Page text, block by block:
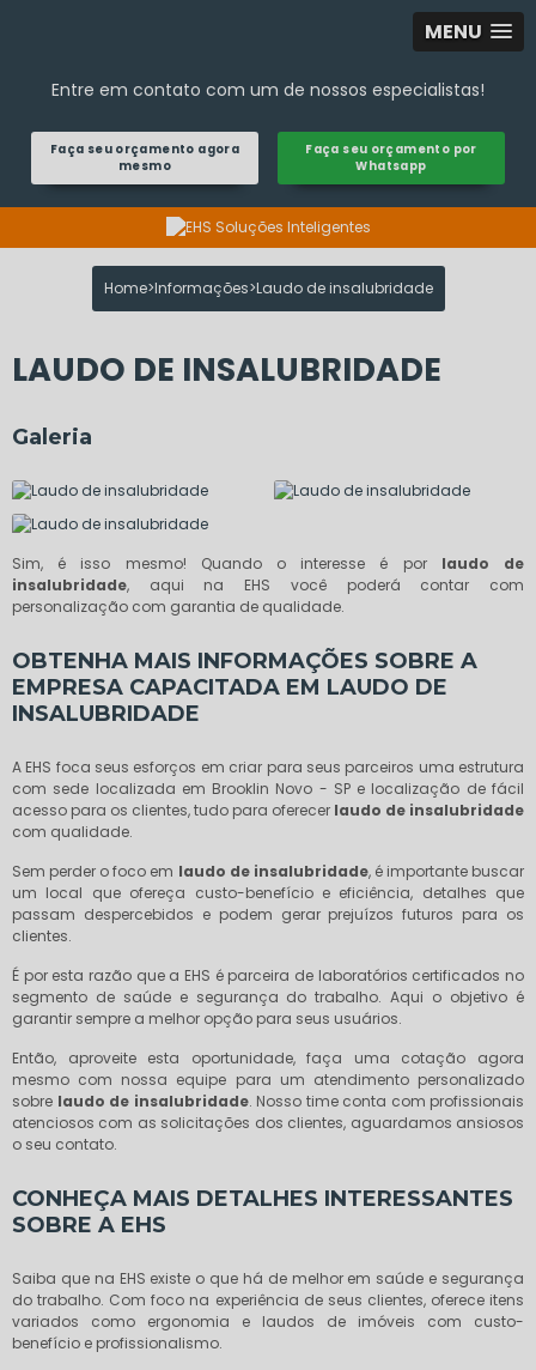
MENU
Entre em contato com um de nossos especialistas!
Faça seu orçamento agora
mesmo
Faça seu orçamento por
Whatsapp
Home Informações Laudo de insalubridade
LAUDO DE INSALUBRIDADE
Galeria
Sim, é isso mesmo! Quando o interesse é por laudo de
insalubridade, aqui na EHS você poderá contar com
personalização com garantia de qualidade.
OBTENHA MAIS INFORMAÇÕES SOBRE A
EMPRESA CAPACITADA EM LAUDO DE
INSALUBRIDADE
A EHS foca seus esforços em criar para seus parceiros uma estrutura
com sede localizada em Brooklin Novo - SP e localização de fácil
acesso para os clientes, tudo para oferecer laudo de insalubridade
com qualidade.
Sem perder o foco em laudo de insalubridade, é importante buscar
um local que ofereça custo-benefício e eficiência, detalhes que
passam despercebidos e podem gerar prejuízos futuros para os
clientes.
É por esta razão que a EHS é parceira de laboratórios certificados no
segmento de saúde e segurança do trabalho. Aqui o objetivo é
garantir sempre a melhor opção para seus usuários.
Então, aproveite esta oportunidade, faça uma cotação agora
mesmo com nossa equipe para um atendimento personalizado
sobre laudo de insalubridade. Nosso time conta com profissionais
atenciosos com as solicitações dos clientes, aguardamos ansiosos
o seu contato.
CONHEÇA MAIS DETALHES INTERESSANTES
SOBRE A EHS
Saiba que na EHS existe o que há de melhor em saúde e segurança
do trabalho. Com foco na experiência de seus clientes, oferece itens
variados como ergonomia e laudos de imóveis com custo-
benefício e profissionalismo.